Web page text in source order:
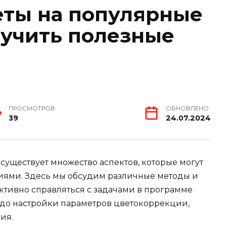
на популярные
полезные
ПРОСМОТРОВ
39
ОБНОВЛЕНО
24.07.2024
множество аспектов, которые могут
Здесь мы обсудим различные методы и
справляться с задачами в программе
настройки параметров цветокоррекции,